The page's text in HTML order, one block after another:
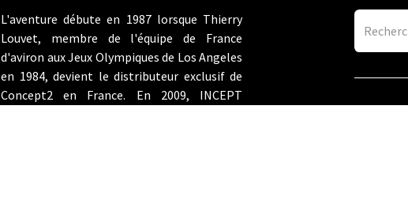
L'aventure débute en 1987 lorsque Thierry
Louvet, membre de l'équipe de France
d'aviron aux Jeux Olympiques de Los Angeles
en 1984, devient le distributeur exclusif de
Concept2 en France. En 2009, INCEPT